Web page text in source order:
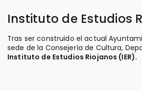
Instituto de Estudios
Tras ser construido el actual
sede de la Consejería de Cultura,
Instituto de Estudios Riojanos (IER).